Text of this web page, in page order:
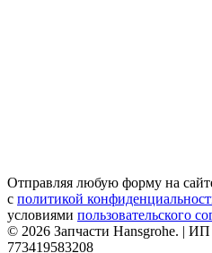
Отправляя любую форму на
с политикой
условиями пользовательского
© 2026 Запчасти Hansgrohe. |
773419583208